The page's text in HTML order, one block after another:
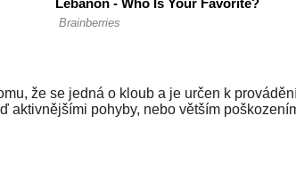
že se jedná o kloub a je určen k
aktivnějšími pohyby, nebo větším